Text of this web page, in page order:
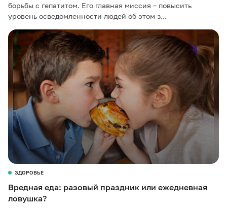
борьбы с гепатитом. Его главная миссия – повысить
уровень осведомленности людей об этом з...
ЗДОРОВЬЕ
Вредная еда: разовый праздник или ежедневная
ловушка?